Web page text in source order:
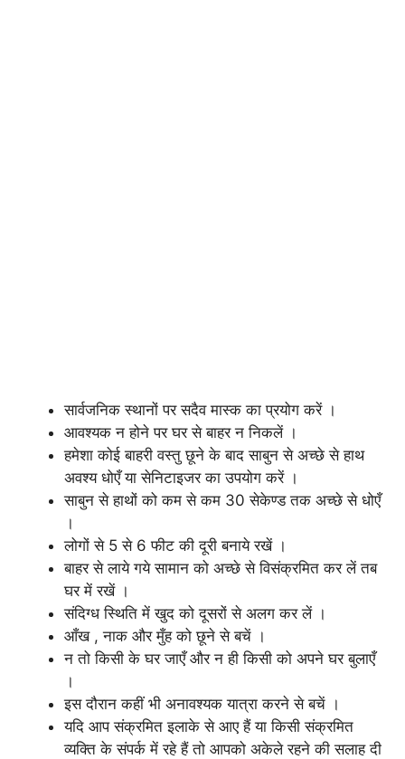
सार्वजनिक स्थानों पर सदैव मास्क का प्रयोग करें ।
आवश्यक न होने पर घर से बाहर न निकलें ।
हमेशा कोई बाहरी वस्तु छूने के बाद साबुन से अच्छे से हाथ
अवश्य धोएँ या सेनिटाइजर का उपयोग करें ।
साबुन से हाथों को कम से कम 30 सेकेण्ड तक अच्छे से धोएँ
।
लोगों से 5 से 6 फीट की दूरी बनाये रखें ।
बाहर से लाये गये सामान को अच्छे से विसंक्रमित कर लें तब
घर में रखें ।
संदिग्ध स्थिति में खुद को दूसरों से अलग कर लें ।
आँख , नाक और मुँह को छूने से बचें ।
न तो किसी के घर जाएँ और न ही किसी को अपने घर बुलाएँ
।
इस दौरान कहीं भी अनावश्यक यात्रा करने से बचें ।
यदि आप संक्रमित इलाके से आए हैं या किसी संक्रमित
व्यक्ति के संपर्क में रहे हैं तो आपको अकेले रहने की सलाह दी